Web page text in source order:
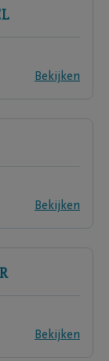
Bekijken
Bekijken
Bekijken